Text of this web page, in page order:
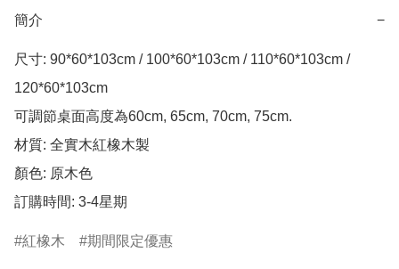
簡介 −
尺寸: 90*60*103cm / 100*60*103cm / 110*60*103cm /
120*60*103cm
可調節桌面高度為60cm, 65cm, 70cm, 75cm.
材質: 全實木紅橡木製
顏色: 原木色
訂購時間: 3-4星期
紅橡木 期間限定優惠